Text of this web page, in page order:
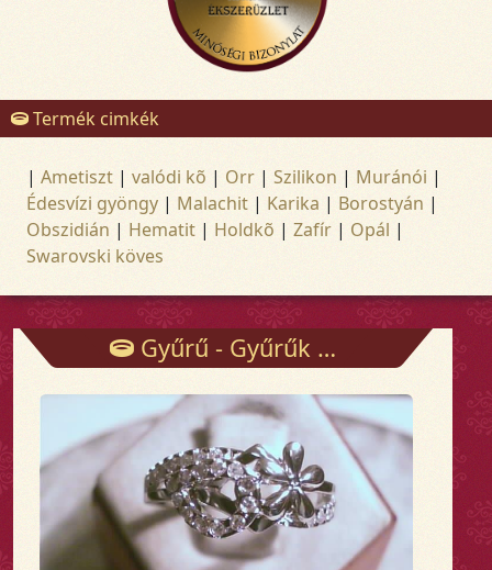
Termék cimkék
| Ametiszt | valódi kõ | Orr | Szilikon | Muránói |
Édesvízi gyöngy | Malachit | Karika | Borostyán |
Obszidián | Hematit | Holdkõ | Zafír | Opál |
Swarovski köves
Gyűrű - Gyűrűk - Arany és ezüst ékszerek